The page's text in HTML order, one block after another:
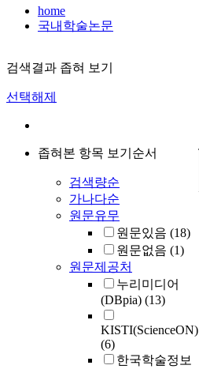
home
국내학술논문
검색결과 좁혀 보기
선택해제
좁혀본 항목 보기순서
검색량순
가나다순
원문유무
원문있음 (18)
원문없음 (1)
원문제공처
누리미디어
(DBpia) (13)
KISTI(ScienceON)
(6)
한국학술정보